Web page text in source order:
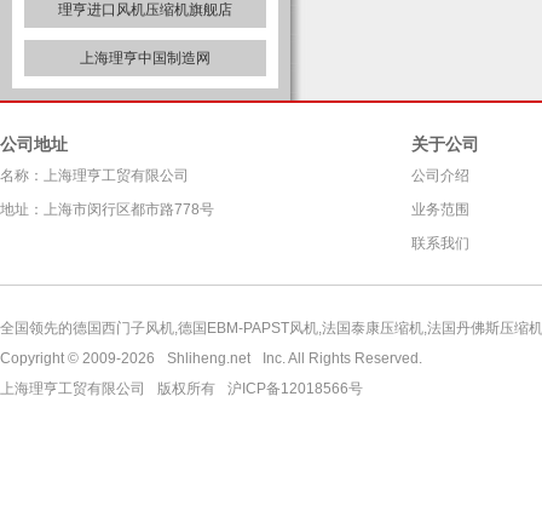
理亨进口风机压缩机旗舰店
上海理亨中国制造网
公司地址
名称：上海理亨工贸有限公司
地址：上海市闵行区都市路778号
关于公司
公司介绍
业务范围
联系我们
全国领先的德国西门子风机,德国EBM-PAPST风机,法国泰康压缩机,法国丹佛斯压缩
Copyright © 2009-2026
Shliheng.net
Inc. All Rights Reserved.
上海理亨工贸有限公司
版权所有 沪ICP备12018566号